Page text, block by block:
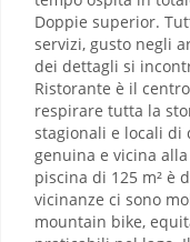
Doppie superior.
servizi, gusto negli
dei dettagli si
Ristorante è il
respirare tutta la
stagionali e locali di
genuina e vicina
piscina di 125 m² è
vicinanze ci sono
mountain bike,